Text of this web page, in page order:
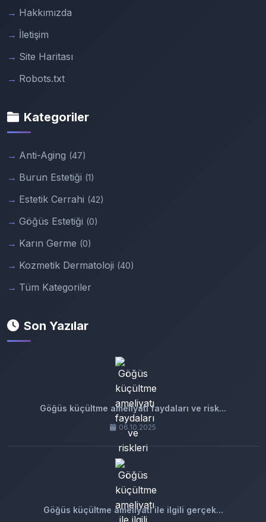
Hakkımızda
İletişim
Site Haritası
Robots.txt
Kategoriler
Anti-Aging (47)
Burun Estetiği (1)
Estetik Cerrahi (42)
Göğüs Estetiği (0)
Karın Germe (0)
Kozmetik Dermatoloji (40)
Tüm Kategoriler
Son Yazılar
Göğüs küçültme ameliyatı faydaları ve risk...
06.10.2025
Göğüs küçültme ameliyatı ile ilgili gerçek...